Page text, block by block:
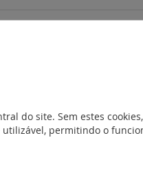
DX3 - 10000A/16kA -
DX3 - 10000A/16kA -
do site. Sem estes
permitindo o